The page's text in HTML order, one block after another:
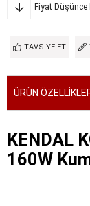
Fiyat Düşünce
TAVSIYE ET
ÜRÜN
KENDAL
160W